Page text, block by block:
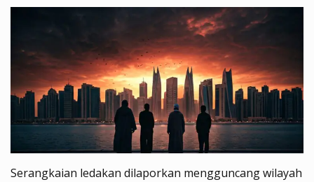
Serangkaian ledakan dilaporkan mengguncang wilayah